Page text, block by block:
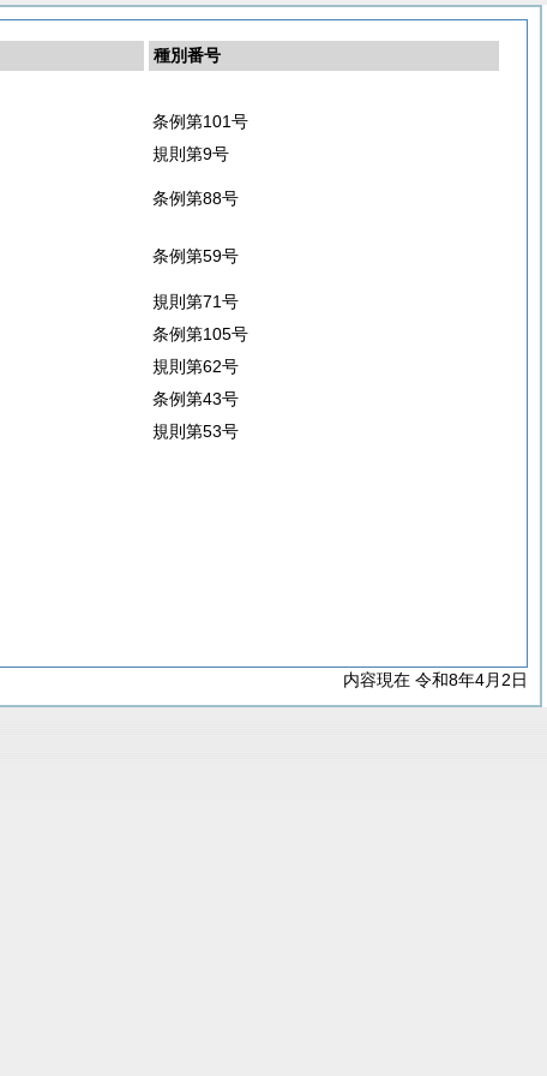
種別番号
条例第101号
規則第9号
条例第88号
条例第59号
規則第71号
条例第105号
規則第62号
条例第43号
規則第53号
内容現在 令和8年4月2日